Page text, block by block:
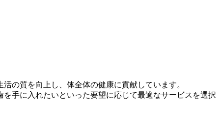
の質を向上し、体全体の健康に貢献しています。
手に入れたいといった要望に応じて最適なサービスを選択